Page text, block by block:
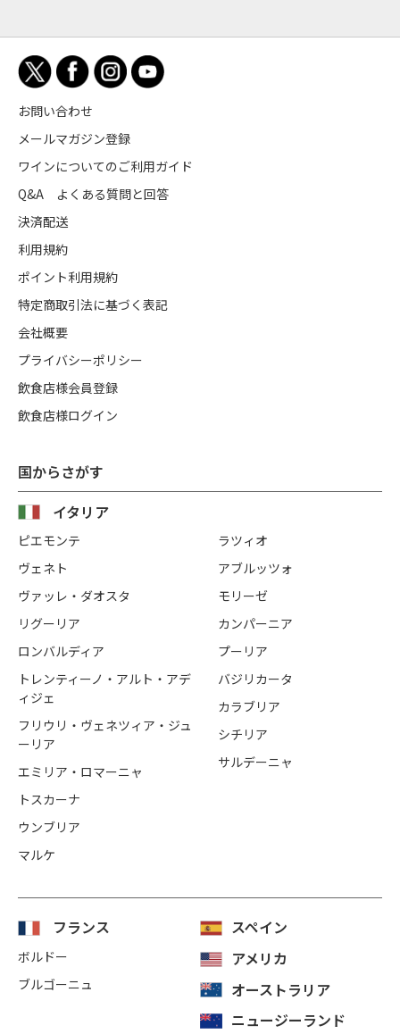
国からさがす
イタリア
ピエモンテ
ヴェネト
ヴァッレ・ダオスタ
リグーリア
ロンバルディア
トレンティーノ・アルト・アデ
ィジェ
フリウリ・ヴェネツィア・ジュ
ーリア
エミリア・ロマーニャ
トスカーナ
ウンブリア
マルケ
ラツィオ
アブルッツォ
モリーゼ
カンパーニア
プーリア
バジリカータ
カラブリア
シチリア
サルデーニャ
フランス
ボルドー
ブルゴーニュ
スペイン
アメリカ
オーストラリア
ニュージーランド
お問い合わせ
メールマガジン登録
ワインについてのご利用ガイド
Q&A よくある質問と回答
決済配送
利用規約
ポイント利用規約
特定商取引法に基づく表記
会社概要
プライバシーポリシー
飲食店様会員登録
飲食店様ログイン